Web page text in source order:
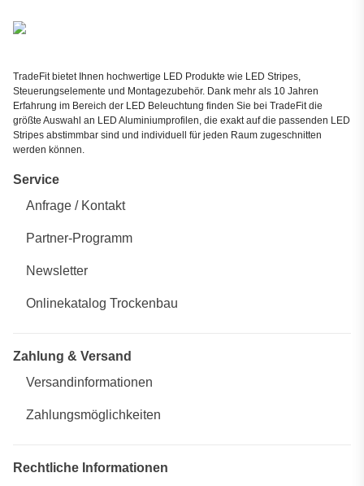
TradeFit bietet Ihnen hochwertige LED Produkte wie LED Stripes,
Steuerungselemente und Montagezubehör. Dank mehr als 10 Jahren
Erfahrung im Bereich der LED Beleuchtung finden Sie bei TradeFit die
größte Auswahl an LED Aluminiumprofilen, die exakt auf die passenden LED
Stripes abstimmbar sind und individuell für jeden Raum zugeschnitten
werden können.
Service
Anfrage / Kontakt
Partner-Programm
Newsletter
Onlinekatalog Trockenbau
Zahlung & Versand
Versandinformationen
Zahlungsmöglichkeiten
Rechtliche Informationen